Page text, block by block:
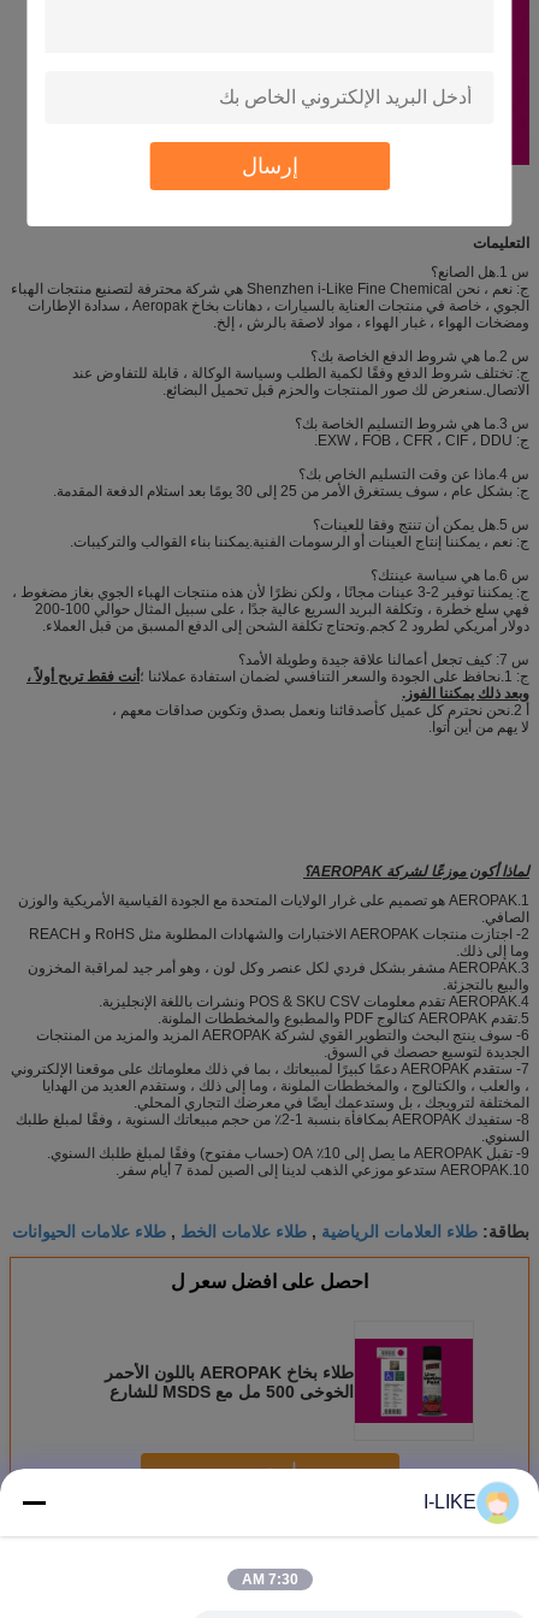
إرسال
التعليمات
س 1.هل الصانع؟
ج: نعم ، نحن Shenzhen i-Like Fine Chemical هي شركة محترفة لتصنيع منتجات الهباء
الجوي ، خاصة في منتجات العناية بالسيارات ، دهانات بخاخ Aeropak ، سدادة الإطارات
ومضخات الهواء ، غبار الهواء ، مواد لاصقة بالرش ، إلخ.
س 2.ما هي شروط الدفع الخاصة بك؟
ج: تختلف شروط الدفع وفقًا لكمية الطلب وسياسة الوكالة ، قابلة للتفاوض عند
الاتصال.سنعرض لك صور المنتجات والحزم قبل تحميل البضائع.
س 3.ما هي شروط التسليم الخاصة بك؟
ج: EXW ، FOB ، CFR ، CIF ، DDU.
س 4.ماذا عن وقت التسليم الخاص بك؟
ج: بشكل عام ، سوف يستغرق الأمر من 25 إلى 30 يومًا بعد استلام الدفعة المقدمة.
س 5.هل يمكن أن تنتج وفقا للعينات؟
ج: نعم ، يمكننا إنتاج العينات أو الرسومات الفنية.يمكننا بناء القوالب والتركيبات.
س 6.ما هي سياسة عينتك؟
ج: يمكننا توفير 2-3 عينات مجانًا ، ولكن نظرًا لأن هذه منتجات الهباء الجوي بغاز مضغوط ،
فهي سلع خطرة ، وتكلفة البريد السريع عالية جدًا ، على سبيل المثال حوالي 100-200
دولار أمريكي لطرود 2 كجم.وتحتاج تكلفة الشحن إلى الدفع المسبق من قبل العملاء.
س 7: كيف تجعل أعمالنا علاقة جيدة وطويلة الأمد؟
ج: 1.نحافظ على الجودة والسعر التنافسي لضمان استفادة عملائنا ؛
أنت فقط تربح أولاً ،
وبعد ذلك يمكننا الفوز.
لا يهم من أين أتوا.
لماذا أكون موزعًا لشركة AEROPAK؟
1.AEROPAK هو تصميم على غرار الولايات المتحدة مع الجودة القياسية الأمريكية والوزن
الصافي.
2- اجتازت منتجات AEROPAK الاختبارات والشهادات المطلوبة مثل RoHS و REACH
وما إلى ذلك.
3.AEROPAK مشفر بشكل فردي لكل عنصر وكل لون ، وهو أمر جيد لمراقبة المخزون
والبيع بالتجزئة.
4.AEROPAK تقدم معلومات POS & SKU CSV ونشرات باللغة الإنجليزية.
5.تقدم AEROPAK كتالوج PDF والمطبوع والمخططات الملونة.
6- سوف ينتج البحث والتطوير القوي لشركة AEROPAK المزيد والمزيد من المنتجات
الجديدة لتوسيع حصصك في السوق.
7- ستقدم AEROPAK دعمًا كبيرًا لمبيعاتك ، بما في ذلك معلوماتك على موقعنا الإلكتروني
، والعلب ، والكتالوج ، والمخططات الملونة ، وما إلى ذلك ، وستقدم العديد من الهدايا
المختلفة لترويجك ، بل وستدعمك أيضًا في معرضك التجاري المحلي.
8- ستفيدك AEROPAK بمكافأة بنسبة 1-2٪ من حجم مبيعاتك السنوية ، وفقًا لمبلغ طلبك
السنوي.
9- تقبل AEROPAK ما يصل إلى 10٪ OA (حساب مفتوح) وفقًا لمبلغ طلبك السنوي.
10.AEROPAK ستدعو موزعي الذهب لدينا إلى الصين لمدة 7 أيام سفر.
بطاقة: طلاء العلامات الرياضية , طلاء علامات الخط , طلاء علامات الحيوانات
احصل على افضل سعر ل
طلاء بخاخ AEROPAK باللون الأحمر
الخوخى 500 مل مع MSDS للشارع
استمر
أكثرتعليم رذاذ الطلاء
I-LIKE
7:30 AM